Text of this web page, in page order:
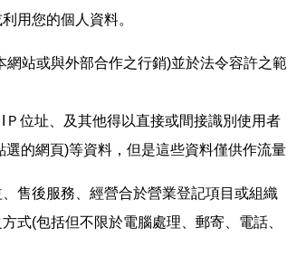
用您的個人資料。
站或與外部合作之行銷)並於法令容許之範
位址、及其他得以直接或間接識別使用者
的網頁)等資料，但是這些資料僅供作流量
售後服務、經營合於營業登記項目或組織
式(包括但不限於電腦處理、郵寄、電話、